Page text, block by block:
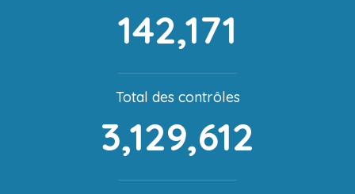
142,171
Total des contrôles
3,129,612